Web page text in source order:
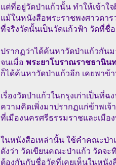
แต่ที่อยู่วัดป่าแก้วนั้น ทำให้เข้าใจ
แม้ในหนังสือพระราชพงศาวดาร
ที่จริงวัดนั้นเป็นวัดแก้วฟ้า วัดที่ชื่
ปรากฏว่าได้ค้นหาวัดป่าแก้วกัน
จนเมื่อ พระยาโบราณราชธานิน
ก็ได้ค้นหาวัดป่าแก้วอีก เคยพาข้
เรื่องวัดป่าแก้วในกรุงเก่าเป็นที่ฉ
ความคิดเพิ่งมาปรากฏแก่ข้าพเจ้
ที่เมืองนครศรีธรรมราชและเมือ
ในหนังสือเหล่านั้น ใช้คำคณะป่า
ดังว่า วัดเขียนคณะป่าแก้ว วัดจ
ต้องกันกับชื่อวัดที่เคยเห็นในหนัง